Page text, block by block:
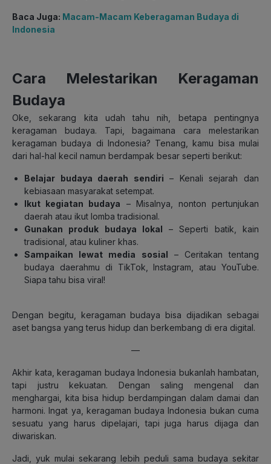
Baca Juga: Macam-Macam Keberagaman Budaya di
Indonesia
Cara Melestarikan Keragaman
Budaya
Oke, sekarang kita udah tahu nih, betapa pentingnya
keragaman budaya. Tapi, bagaimana cara melestarikan
keragaman budaya di Indonesia? Tenang, kamu bisa mulai
dari hal-hal kecil namun berdampak besar seperti berikut:
Belajar budaya daerah sendiri – Kenali sejarah dan
kebiasaan masyarakat setempat.
Ikut kegiatan budaya – Misalnya, nonton pertunjukan
daerah atau ikut lomba tradisional.
Gunakan produk budaya lokal – Seperti batik, kain
tradisional, atau kuliner khas.
Sampaikan lewat media sosial – Ceritakan tentang
budaya daerahmu di TikTok, Instagram, atau YouTube.
Siapa tahu bisa viral!
Dengan begitu, keragaman budaya bisa dijadikan sebagai
aset bangsa yang terus hidup dan berkembang di era digital.
—
Akhir kata, keragaman budaya Indonesia bukanlah hambatan,
tapi justru kekuatan. Dengan saling mengenal dan
menghargai, kita bisa hidup berdampingan dalam damai dan
harmoni. Ingat ya, keragaman budaya Indonesia bukan cuma
sesuatu yang harus dipelajari, tapi juga harus dijaga dan
diwariskan.
Jadi, yuk mulai sekarang lebih peduli sama budaya sekitar